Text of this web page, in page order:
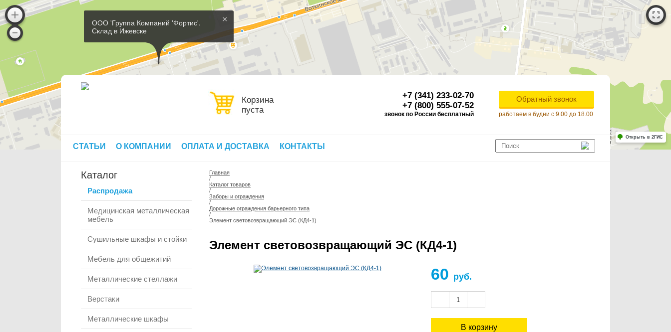
×
ООО 'Группа Компаний 'Фортис'.
Склад в Ижевске
Работает на API 2ГИС
Лицензионное соглашение
Для корректной работы Raster JS API нужен ключ. Помощь: api@2gis.ru
Открыть в 2ГИС
Корзина
пуста
+7 (341) 233-02-70
+7 (800) 555-07-52
звонок по России бесплатный
Обратный звонок
работаем в будни с 9.00 до 18.00
СТАТЬИ О КОМПАНИИ ОПЛАТА И ДОСТАВКА КОНТАКТЫ
Каталог
Распродажа
Медицинская металлическая
мебель
Сушильные шкафы и стойки
Мебель для общежитий
Металлические стеллажи
Верстаки
Металлические шкафы
Главная
/
Каталог товаров
/
Заборы и ограждения
/
Дорожные ограждения барьерного типа
/
Элемент световозвращающий ЭС (КД4-1)
Элемент световозвращающий ЭС (КД4-1)
60 руб.